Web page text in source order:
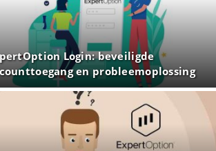
Login: beveiligde
en probleemoplossing